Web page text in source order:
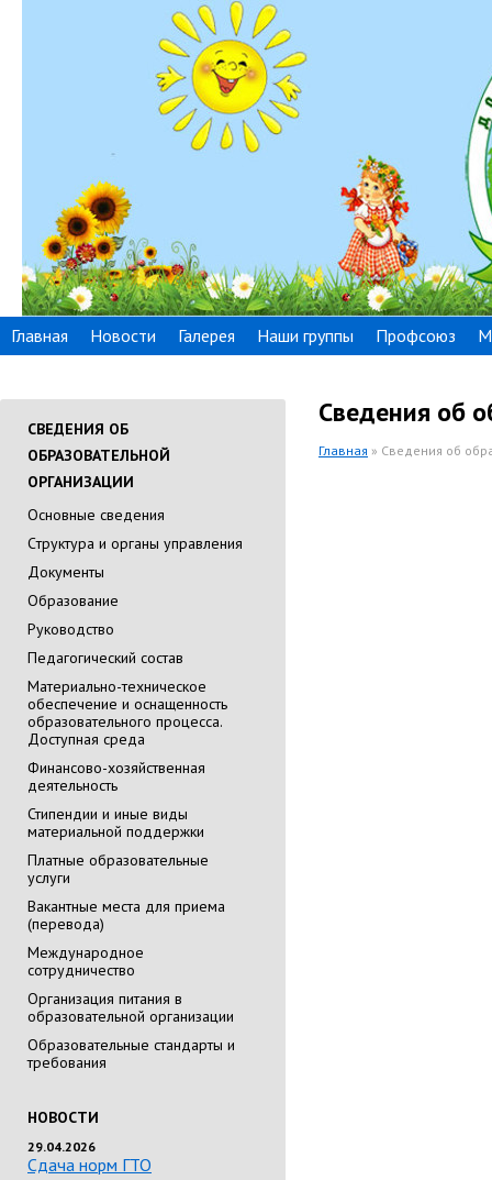
Главная Новости Галерея Наши группы Профсоюз
СВЕДЕНИЯ ОБ
ОБРАЗОВАТЕЛЬНОЙ
ОРГАНИЗАЦИИ
Основные сведения
Cтруктура и органы управления
Документы
Образование
Руководство
Педагогический состав
Материально-техническое
обеспечение и оснащенность
образовательного процесса.
Доступная среда
Финансово-хозяйственная
деятельность
Стипендии и иные виды
материальной поддержки
Платные образовательные
услуги
Вакантные места для приема
(перевода)
Международное
сотрудничество
Организация питания в
образовательной организации
Образовательные стандарты и
требования
НОВОСТИ
29.04.2026
Сдача норм ГТО
Сведения об
Главная » Сведения об